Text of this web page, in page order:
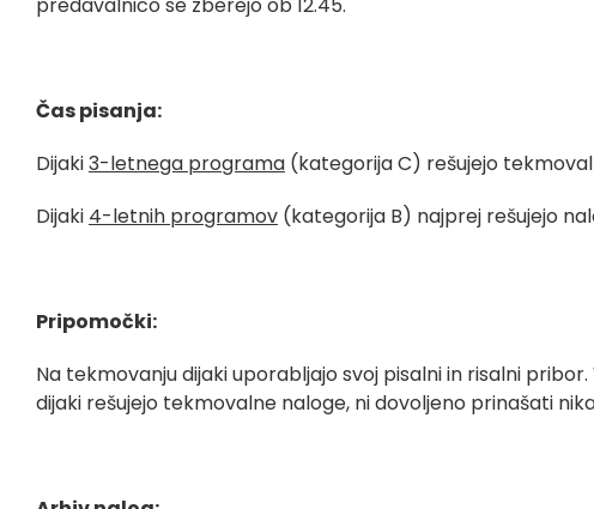
Čas pisanja:
Dijaki3-letnega programa(kategorija C) rešujejo
Dijaki 4-letnih programov(kategorija B) najprej rešujejo
Pripomočki:
Na tekmovanju dijaki uporabljajo svoj pisalni in risalni
dijaki rešujejo tekmovalne naloge, ni dovoljeno prinašati